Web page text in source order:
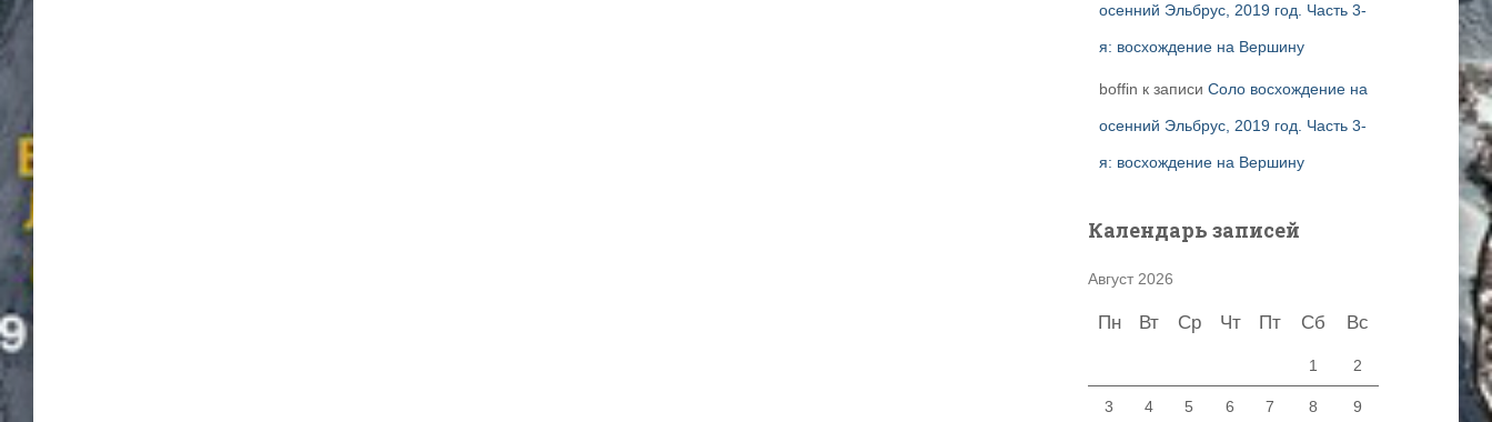
осенний Эльбрус, 2019 год. Часть 3-
я: восхождение на Вершину
boffin к записи Соло восхождение на
осенний Эльбрус, 2019 год. Часть 3-
я: восхождение на Вершину
Календарь записей
Август 2026
Пн Вт Ср Чт Пт Сб Вс
1 2
3 4 5 6 7 8 9